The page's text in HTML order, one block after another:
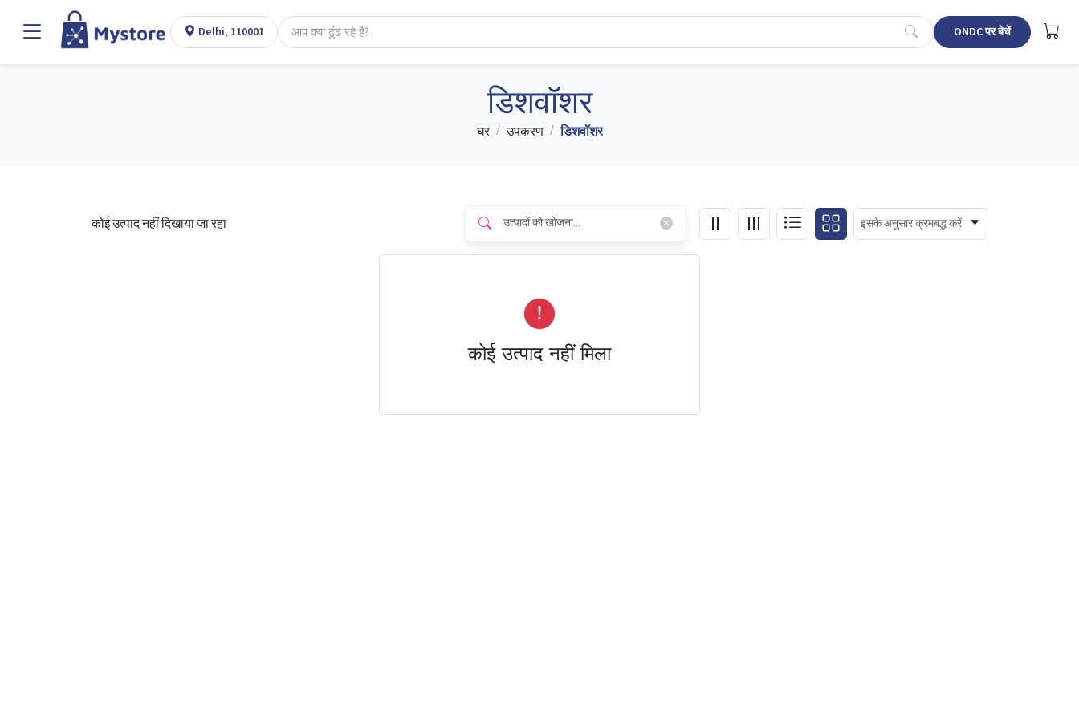
Delhi, 110001 ONDC पर बेचें
डिशवॉशर
घर उपकरण डिशवॉशर
कोई उत्पाद नहीं दिखाया जा रहा इसके अनुसार क्रमबद्ध करें
कोई उत्पाद नहीं मिला